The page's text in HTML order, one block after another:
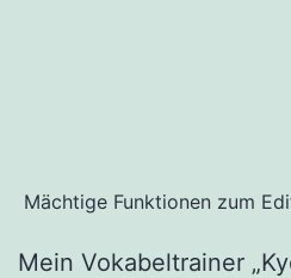
Mächtige Funktionen zum
Mein Vokabeltrainer